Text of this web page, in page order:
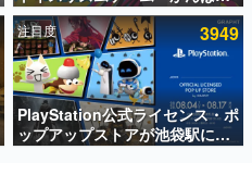
！ ページビュー数万以上！ などな
れた、電ファミ渾身の“殿堂入り”記
れ！チアリズム』Steamストア
ページが公開。キャラクターの
CVは陽向葵ゅかさん
注目度 3949
PlayStation公式ライセンス・ポ
ップアップストアが池袋駅にて
期間限定で開催。夏のアパレル